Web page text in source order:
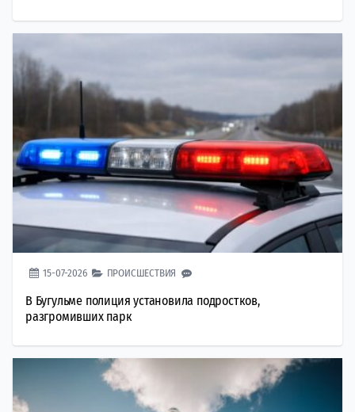
15-07-2026 ПРОИСШЕСТВИЯ
В Бугульме полиция установила подростков,
разгромивших парк